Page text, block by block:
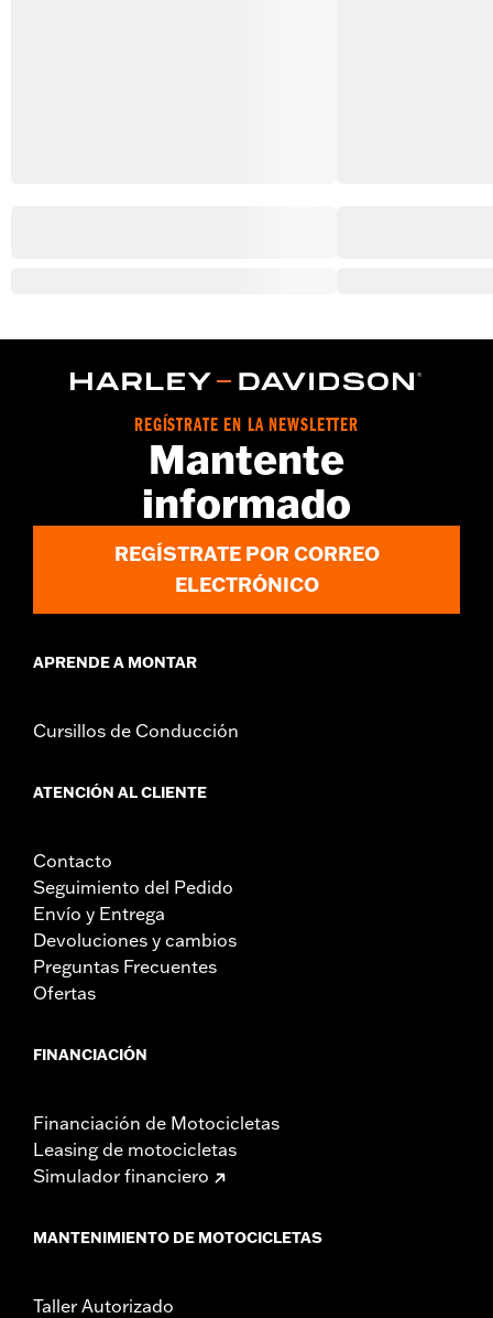
REGÍSTRATE EN LA NEWSLETTER
Mantente
informado
REGÍSTRATE POR CORREO
ELECTRÓNICO
APRENDE A MONTAR
Cursillos de Conducción
ATENCIÓN AL CLIENTE
Contacto
Seguimiento del Pedido
Envío y Entrega
Devoluciones y cambios
Preguntas Frecuentes
Ofertas
FINANCIACIÓN
Financiación de Motocicletas
Leasing de motocicletas
Simulador financiero
MANTENIMIENTO DE MOTOCICLETAS
Taller Autorizado